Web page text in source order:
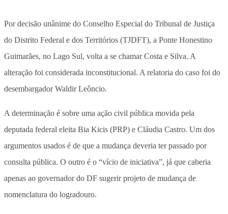
Por decisão unânime do Conselho Especial do Tribunal de Justiça
do Distrito Federal e dos Territórios (TJDFT), a Ponte Honestino
Guimarães, no Lago Sul, volta a se chamar Costa e Silva. A
alteração foi considerada inconstitucional. A relatoria do caso foi do
desembargador Waldir Leôncio.
A determinação é sobre uma ação civil pública movida pela
deputada federal eleita Bia Kicis (PRP) e Cláudia Castro. Um dos
argumentos usados é de que a mudança deveria ter passado por
consulta pública. O outro é o “vício de iniciativa”, já que caberia
apenas ao governador do DF sugerir projeto de mudança de
nomenclatura do logradouro.